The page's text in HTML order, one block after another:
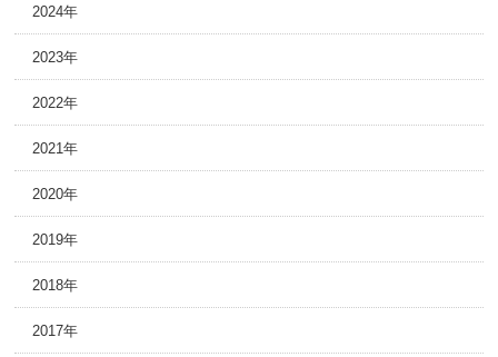
2024年
2023年
2022年
2021年
2020年
2019年
2018年
2017年